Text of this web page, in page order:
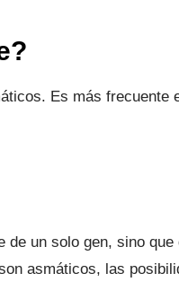
Es más frecuente
un solo gen, sino
asmáticos, las